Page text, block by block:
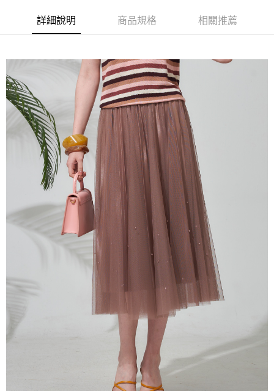
【大哥付你分期使用說明】
1.本服務由台灣大哥大提供，台灣大哥大用戶可立即使用無須另外申請。
成交易。
3.實際核准額度、可分期數及費用金額請依後續交易確認頁面所載為準。
4.訂單成立30分鐘內，如未前往確認交易或遇審核未通過，訂單將自動取
消。如遇「轉專審核」未通過狀況，表示未達大哥付你分期系統評分，恕無
法說明評估內容。
【繳款方式說明】
1.分期款項不併入電信帳單，「大哥付你分期」於每月結算日後寄送繳費提
醒簡訊。
2.透過簡訊連結打開帳單後，可選擇「超商條碼／台灣大直營門市／銀行轉
帳／街口支付／iPASS MONEY」等通路繳費。
【注意事項】
1.本服務係由「台灣大哥大股份有限公司」（以下簡稱本公司）所提供，讓
用戶於交易時，得透過本服務購買商品或服務，並由商店將買賣／分期付款
買賣價金債權讓與本公司後，依約使用本公司帳單繳交帳款。
2.基於同意付款使用「大哥付你分期」之契約關係目的，商店將以您的個人
資料（包含姓名、電話或地址）提供予台灣大哥大進項蒐集、處理及利用，
由本公司與您本人進行分期帳單所需資料之確認、核對及更正。
3.完整用戶服務條款，請詳閱以下連結：
https://oppay.tw/userRule
AFTEE先享後付
AFTEE先享後付是「在收到商品之後才付款」的支付方式。 讓您購物簡單
１．簡單：不需註冊會員、不需綁卡、不需儲值。
２．便利：只要手機號碼，簡訊認證，即可結帳。
３．安心：先確認商品／服務後，再付款。
【「AFTEE先享後付」結帳流程】
１．於結帳方式選擇「AFTEE先享後付」後，將跳轉至「AFTEE先享後付」
結帳頁面，進行簡訊認證並確認金額後，即可完成結帳。
２．訂單成立數日內，您將收到繳費通知簡訊。
３．收到繳費通知簡訊後14天內，點擊此簡訊中的連結，可透過四大超商／
ATM／網路銀行／等多元方式進行付款，方視為交易完成。
※ 請注意：結帳手續完成當下不需立刻繳費，但若您需要取消訂單，請聯絡
購買商品的店家。未經商家同意取消之訂單仍視為有效，需透過AFTEE先享
後付繳納相關費用。
※ 交易是否成功請以「AFTEE先享後付 」之結帳頁面顯示為準，若有關於
是否繳費成功／繳費後需取消欲退款等相關疑問，請聯繫「AFTEE先享後付
https://netprotections.freshdesk.com/support/home
１．透過由恩沛科技股份有限公司提供之「AFTEE先享後付」服務完成之交
易，需依本服務之必要範圍內提供個人資料，並將交易相關給付款項請求債
權轉讓予恩沛科技股份有限公司。
２．關於個人資料處理事宜，請瀏覽以下網址：
https://aftee.tw/terms/#terms3
３．未成年的使用者請事先徵得法定代理人或監護人之同意方可使用
「AFTEE先享後付」，若未經同意申辦者引起之損失，本公司不負相關責
４．使用「AFTEE先享後付」時，將依據個別帳號之用戶狀況，依本公司即
時審查核予不同之上限額度；若仍有額度不足之情形，本公司將視審查結果
運送方式
全家取貨付款
每筆NT$120，滿NT$2,000(含以上)免運費
7-11取貨付款
每筆NT$120，滿NT$2,000(含以上)免運費
每筆NT$120，滿NT$2,000(含以上)免運費
詳細說明 商品規格 相關推薦